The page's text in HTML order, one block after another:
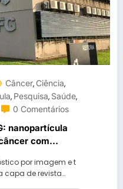
Câncer, Ciência,
, Pesquisa, Saúde,
0 Comentários
nanopartícula
com
por imagem e t
capa de revista…